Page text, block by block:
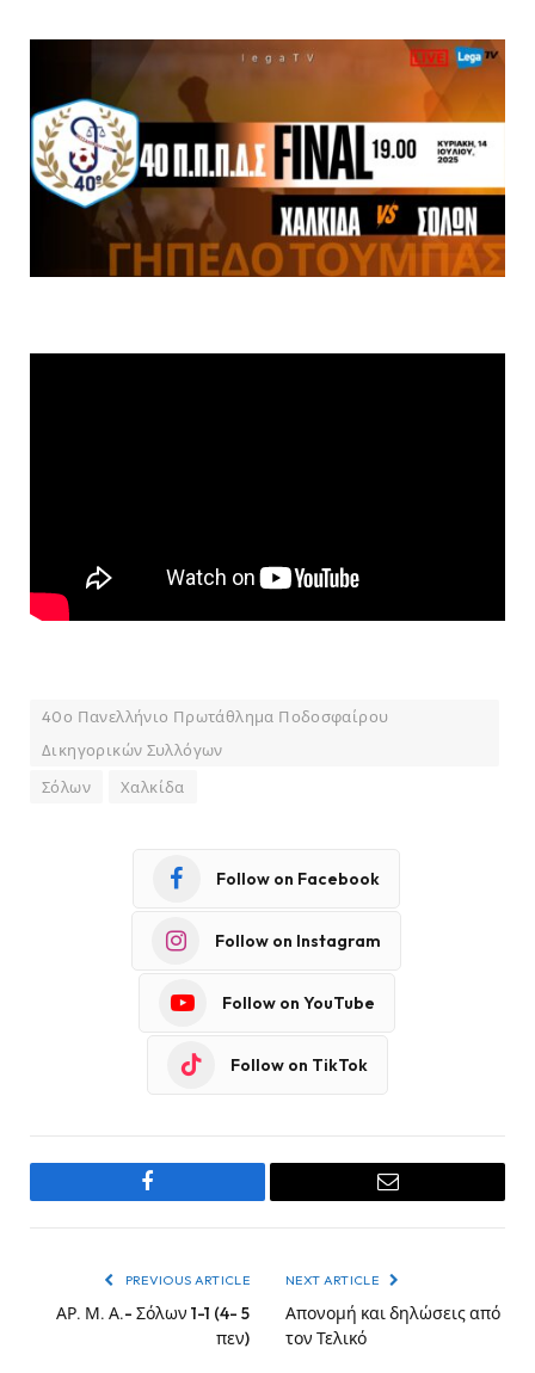
40ο Πανελλήνιο Πρωτάθλημα Ποδοσφαίρου
Δικηγορικών Συλλόγων
Σόλων
Χαλκίδα
Follow on Facebook
Follow on Instagram
Follow on YouTube
Follow on TikTok
Facebook Email
PREVIOUS ARTICLE
ΑΡ. Μ. Α.- Σόλων 1-1 (4- 5
πεν)
NEXT ARTICLE
Απονομή και δηλώσεις από
τον Τελικό